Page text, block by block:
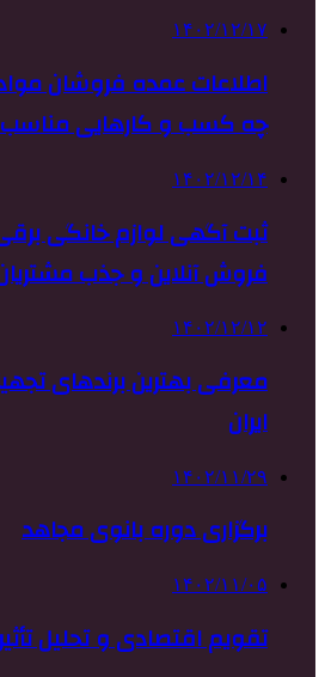
۱۴۰۲/۱۲/۱۷
اطلاعات عمده فروشان
چه کسب و کارهایی
۱۴۰۲/۱۲/۱۴
ثبت آگهی لوازم خانگی
فروش آنلاین و جذب
۱۴۰۲/۱۲/۱۲
معرفی بهترین برندهای
ایران
۱۴۰۲/۱۱/۲۹
برگزاری دوره بانوی مجاهد
۱۴۰۲/۱۱/۰۵
تقویم اقتصادی و تحلیل